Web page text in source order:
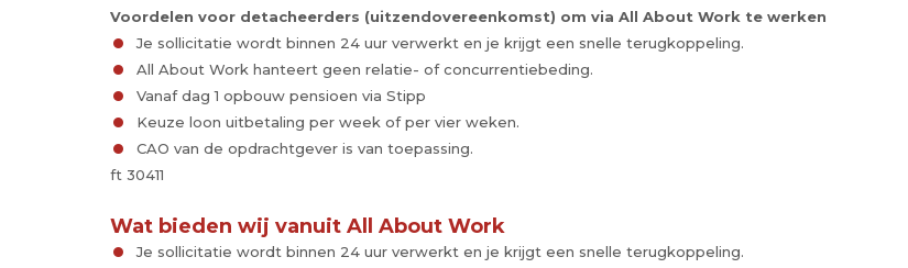
Voordelen voor detacheerders (uitzendovereenkomst) om via All About Work te werken
Je sollicitatie wordt binnen 24 uur verwerkt en je krijgt een snelle terugkoppeling.
All About Work hanteert geen relatie- of concurrentiebeding.
Vanaf dag 1 opbouw pensioen via Stipp
Keuze loon uitbetaling per week of per vier weken.
CAO van de opdrachtgever is van toepassing.
ft 30411
Wat bieden wij vanuit All About Work
Je sollicitatie wordt binnen 24 uur verwerkt en je krijgt een snelle terugkoppeling.